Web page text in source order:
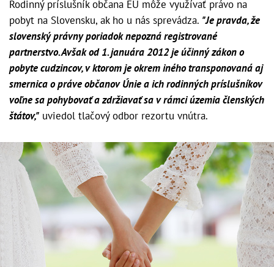
Rodinný príslušník občana EÚ môže využívať právo na
pobyt na Slovensku, ak ho u nás sprevádza. "Je pravda, že
slovenský právny poriadok nepozná registrované
partnerstvo. Avšak od 1. januára 2012 je účinný zákon o
pobyte cudzincov, v ktorom je okrem iného transponovaná aj
smernica o práve občanov Únie a ich rodinných príslušníkov
voľne sa pohybovať a zdržiavať sa v rámci územia členských
štátov," uviedol tlačový odbor rezortu vnútra.